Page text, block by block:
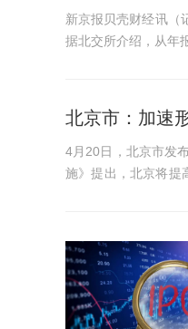
新京报贝壳财经讯（
据北交所介绍，从年报
北京市：加速
4月20日，北京市发
施》提出，北京将提